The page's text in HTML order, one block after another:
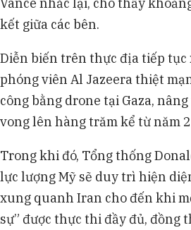
Vance nhắc lại, cho thấy
kết giữa các bên.
Diễn biến trên thực địa tiếp tục
phóng viên Al Jazeera thiệt
công bằng drone tại Gaza,
vong lên hàng trăm kể từ năm
Trong khi đó, Tổng thống
lực lượng Mỹ sẽ duy trì hiện
xung quanh Iran cho đến khi
sự” được thực thi đầy đủ, đồng